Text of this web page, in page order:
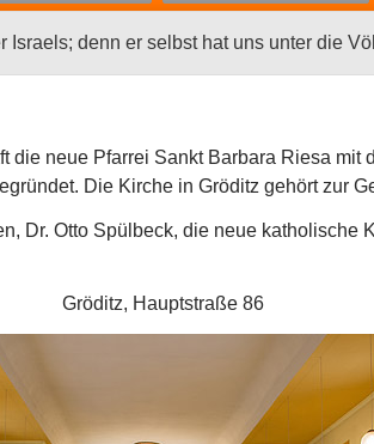
denn er selbst hat uns unter die
die neue Pfarrei Sankt Barbara Riesa mit
Die Kirche in Gröditz gehört zur
Dr. Otto Spülbeck, die neue katholische
Gröditz, Hauptstraße 86